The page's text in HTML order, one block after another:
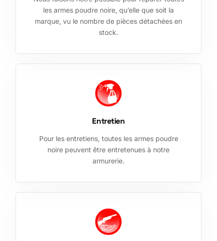
les armes poudre noire, qu’elle que soit la
marque, vu le nombre de pièces détachées en
stock.
Entretien
Pour les entretiens, toutes les armes poudre
noire peuvent être entretenues à notre
armurerie.